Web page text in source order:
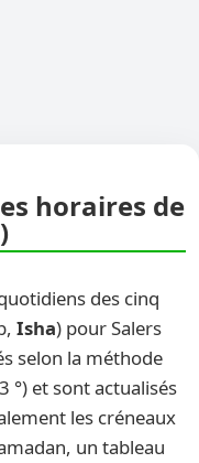
horaires de
des cinq
Isha) pour Salers
selon la méthode
°) et sont actualisés
les créneaux
un tableau